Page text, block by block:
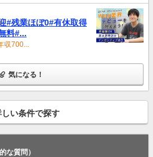
#残業ほぼ0#有休取得
料#...
700...
気になる！
しい条件で探す
な質問）